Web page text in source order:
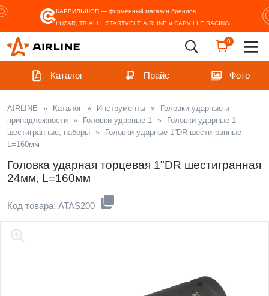
КАРВИЛЬШОП — фирменный магазин брендов
LUZAR, TRIALLI, STARTVOLT, AIRLINE и CARVILLE RACING
0
Каталог Прайс Фото
AIRLINE » Каталог » Инструменты »
Головки ударные и
принадлежности » Головки ударные 1 »
Головки ударные 1
шестигранные, наборы »
Головки ударные 1''DR шестигранные
L=160мм
Головка ударная торцевая 1"DR шестигранная
24мм, L=160мм
Код товара: ATAS200